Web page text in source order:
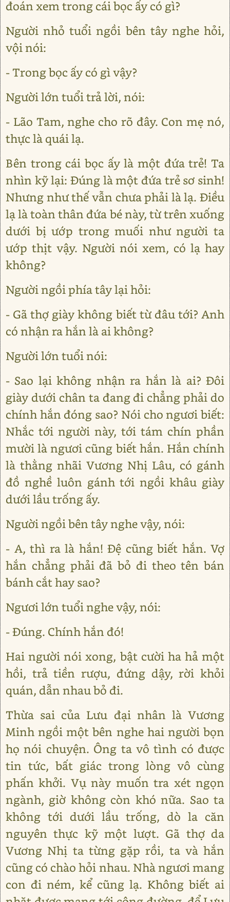
đoán xem trong cái bọc ấy có gì?
Người nhỏ tuổi ngồi bên tây nghe hỏi,
vội nói:
- Trong bọc ấy có gì vậy?
Người lớn tuổi trả lời, nói:
- Lão Tam, nghe cho rõ đây. Con mẹ nó,
thực là quái lạ.
Bên trong cái bọc ấy là một đứa trẻ! Ta
nhìn kỹ lại: Đúng là một đứa trẻ sơ sinh!
Nhưng như thế vẫn chưa phải là lạ. Điều
lạ là toàn thân đứa bé này, từ trên xuống
dưới bị ướp trong muối như người ta
ướp thịt vậy. Người nói xem, có lạ hay
không?
Người ngồi phía tây lại hỏi:
- Gã thợ giày không biết từ đâu tới? Anh
có nhận ra hắn là ai không?
Người lớn tuổi nói:
- Sao lại không nhận ra hắn là ai? Đôi
giày dưới chân ta đang đi chẳng phải do
chính hắn đóng sao? Nói cho ngươi biết:
Nhắc tới người này, tới tám chín phần
mười là ngươi cũng biết hắn. Hắn chính
là thằng nhãi Vương Nhị Lâu, có gánh
đồ nghề luôn gánh tới ngồi khâu giày
dưới lầu trống ấy.
Người ngồi bên tây nghe vậy, nói:
- A, thì ra là hắn! Đệ cũng biết hắn. Vợ
hắn chẳng phải đã bỏ đi theo tên bán
bánh cắt hay sao?
Ngươi lớn tuổi nghe vậy, nói:
- Đúng. Chính hắn đó!
Hai người nói xong, bật cười ha hả một
hồi, trả tiền rượu, đứng dậy, rời khỏi
quán, dẫn nhau bỏ đi.
Thừa sai của Lưu đại nhân là Vương
Minh ngồi một bên nghe hai người bọn
họ nói chuyện. Ông ta vô tình có được
tin tức, bất giác trong lòng vô cùng
phấn khởi. Vụ này muốn tra xét ngọn
ngành, giờ không còn khó nữa. Sao ta
không tới dưới lầu trống, dò la căn
nguyên thực kỹ một lượt. Gã thợ da
Vương Nhị ta từng gặp rồi, ta và hắn
cũng có chào hỏi nhau. Nhà ngươi mang
con đi ném, kể cũng lạ. Không biết ai